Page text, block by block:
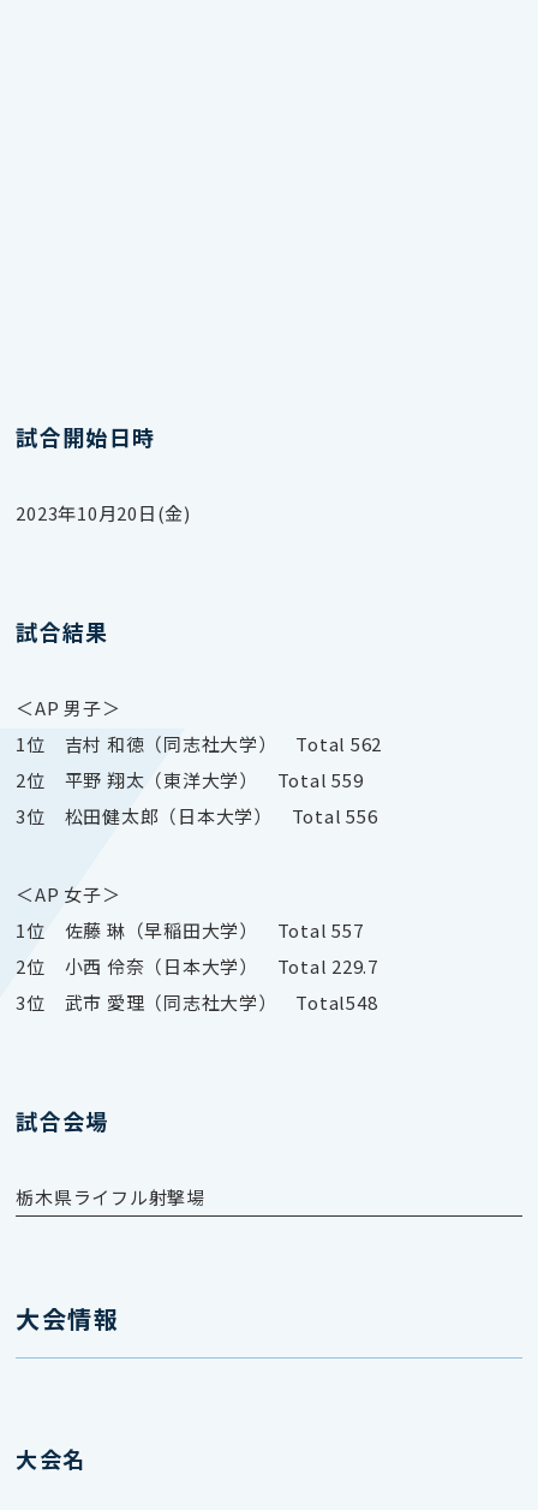
試合開始日時
2023年10月20日(金)
試合結果
＜AP 男子＞
1位 吉村 和徳（同志社大学） Total 562
2位 平野 翔太（東洋大学） Total 559
3位 松田健太郎（日本大学） Total 556
＜AP 女子＞
1位 佐藤 琳（早稲田大学） Total 557
2位 小西 伶奈（日本大学） Total 229.7
3位 武市 愛理（同志社大学） Total548
試合会場
栃木県ライフル射撃場
大会情報
大会名